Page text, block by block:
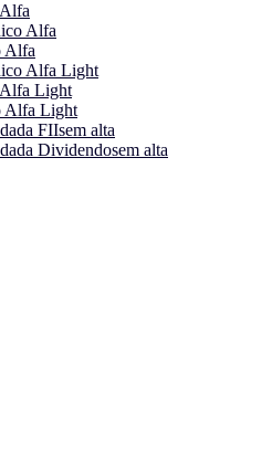
Alfa
Alfa
Alfa Light
Light
Alfa Light
FIIsem alta
Dividendosem alta